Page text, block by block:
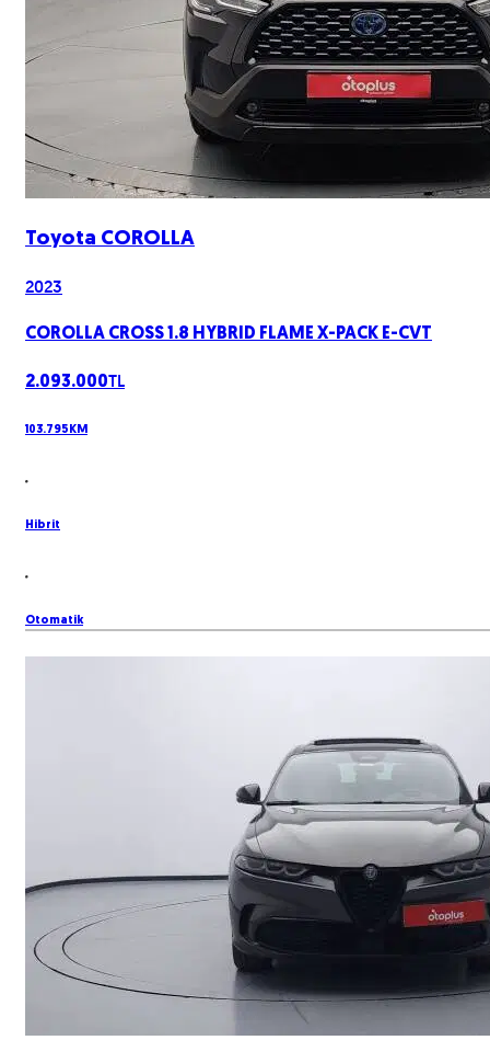
Toyota COROLLA
2023
COROLLA CROSS 1.8 HYBRID FLAME X-PACK E-CVT
2.093.000TL
103.795 KM
Hibrit
Otomatik